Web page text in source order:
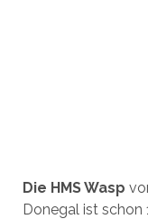
Die HMS Wasp
Donegal ist schon